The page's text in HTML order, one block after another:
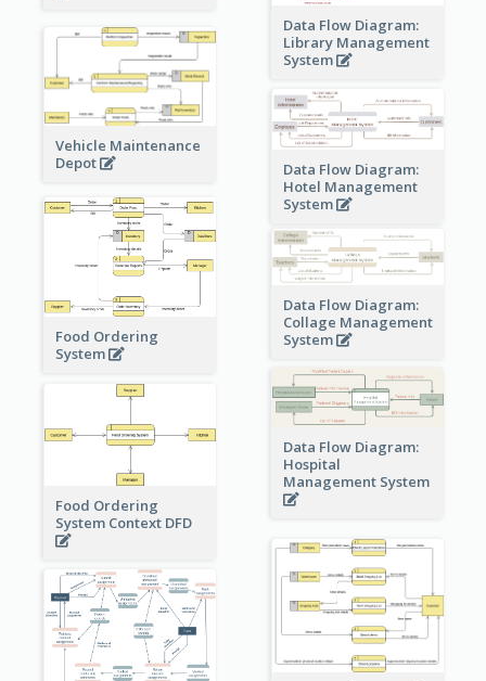
Data Flow Diagram:
Library Management
System
Vehicle Maintenance
Depot
Data Flow Diagram:
Hotel Management
System
Food Ordering
System
Data Flow Diagram:
Collage Management
System
Data Flow Diagram:
Hospital
Management System
Food Ordering
System Context DFD